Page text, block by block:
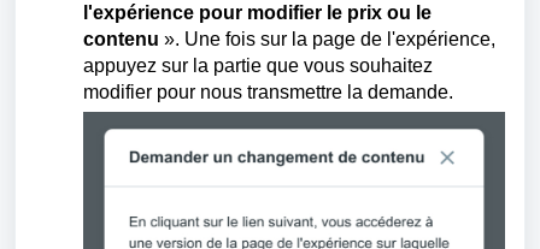
l'expérience pour modifier le prix ou le
contenu ». Une fois sur la page de l'expérience,
appuyez sur la partie que vous souhaitez
modifier pour nous transmettre la demande.